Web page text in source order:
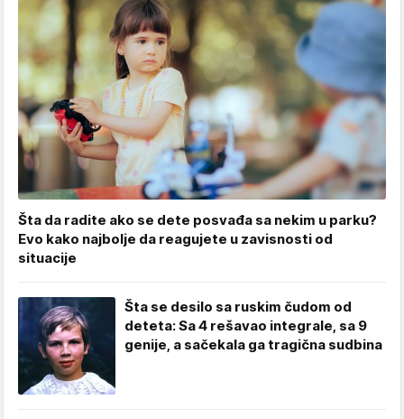
Šta da radite ako se dete posvađa sa nekim u parku?
Evo kako najbolje da reagujete u zavisnosti od
situacije
Šta se desilo sa ruskim čudom od
deteta: Sa 4 rešavao integrale, sa 9
genije, a sačekala ga tragična sudbina